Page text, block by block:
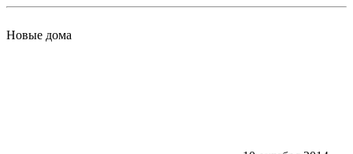
Новые дома